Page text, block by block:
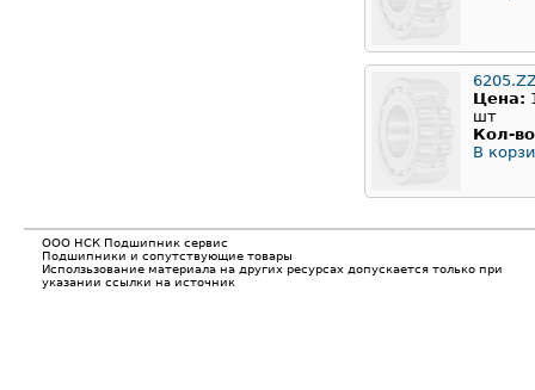
Цена:
шт
Кол-
В
ООО НСК Подшипник сервис
Подшипники и сопутствующие товары
Исползьзование материала на других ресурсах допускается только при
указании ссылки на источник